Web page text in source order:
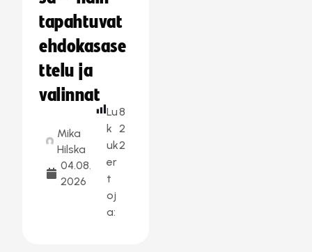
tapahtuvat
ehdokasase
ttelu ja
valinnat
Mika
Hilska
04.08.
2026
Lu
k
uk
er
t
oj
a:
8
2
2